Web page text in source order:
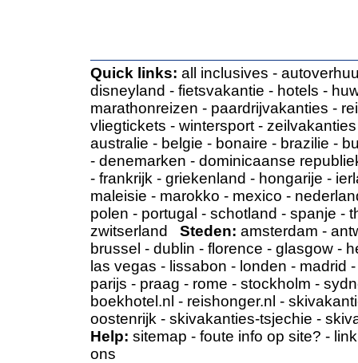
Quick links: all inclusives -
disneyland - fietsvakantie - hotels -
marathonreizen - paardrijvakanties -
vliegtickets - wintersport - zeilvakanties
australie - belgie - bonaire - brazilie -
- denemarken - dominicaanse
- frankrijk - griekenland - hongarije -
maleisie - marokko - mexico -
polen - portugal - schotland - spanje -
zwitserland
Steden: amsterdam -
brussel - dublin - florence - glasgow -
las vegas - lissabon - londen - madrid
parijs - praag - rome - stockholm -
boekhotel.nl - reishonger.nl -
oostenrijk - skivakanties-tsjechie -
Help: sitemap - foute info op site? -
ons